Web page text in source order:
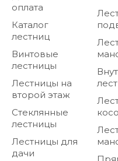
оплата
Каталог
лестниц
Винтовые
лестницы
Лестницы на
второй этаж
Стеклянные
лестницы
Лестницы для
дачи